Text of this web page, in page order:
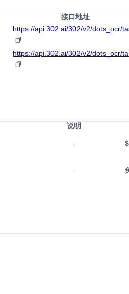
接口地址
https://api.302.ai/302/v2/dots_ocr/
https://api.302.ai/302/v2/dots_ocr/
说明
-
-